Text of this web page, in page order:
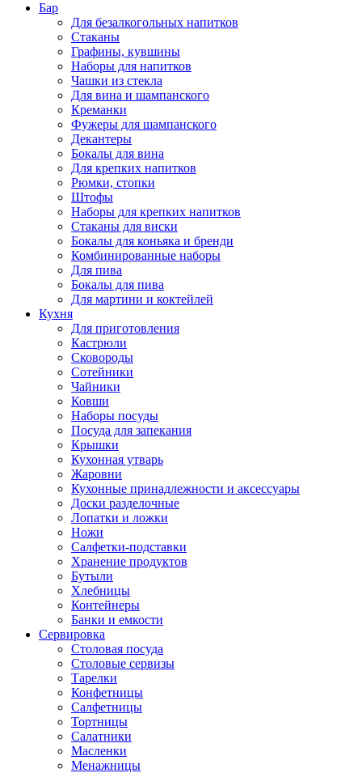
Бар
Для безалкогольных напитков
Стаканы
Графины, кувшины
Наборы для напитков
Чашки из стекла
Для вина и шампанского
Креманки
Фужеры для шампанского
Декантеры
Бокалы для вина
Для крепких напитков
Рюмки, стопки
Штофы
Наборы для крепких напитков
Стаканы для виски
Бокалы для коньяка и бренди
Комбинированные наборы
Для пива
Бокалы для пива
Для мартини и коктейлей
Кухня
Для приготовления
Кастрюли
Сковороды
Сотейники
Чайники
Ковши
Наборы посуды
Посуда для запекания
Крышки
Кухонная утварь
Жаровни
Кухонные принадлежности и аксессуары
Доски разделочные
Лопатки и ложки
Ножи
Салфетки-подставки
Хранение продуктов
Бутыли
Хлебницы
Контейнеры
Банки и емкости
Сервировка
Столовая посуда
Столовые сервизы
Тарелки
Конфетницы
Салфетницы
Тортницы
Салатники
Масленки
Менажницы